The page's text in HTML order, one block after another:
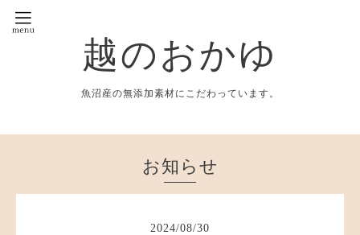
越のおかゆ
魚沼産の無添加素材にこだわっています。
お知らせ
2024/08/30